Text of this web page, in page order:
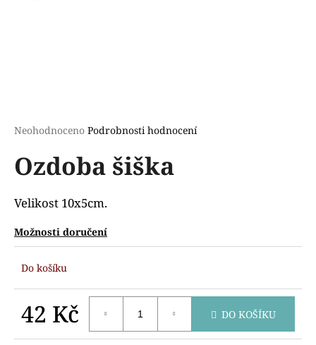
Průměrné
produktu
je
z
5
Neohodnoceno Podrobnosti hodnocení
Ozdoba šiška
Velikost 10x5cm.
Možnosti doručení
Do košíku
42 Kč DO KOŠÍKU
HLEDAT
D
o
o
r
č
u